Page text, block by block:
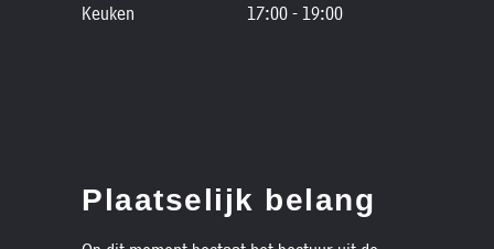
Keuken
17:00 - 19:00
Plaatselijk belang